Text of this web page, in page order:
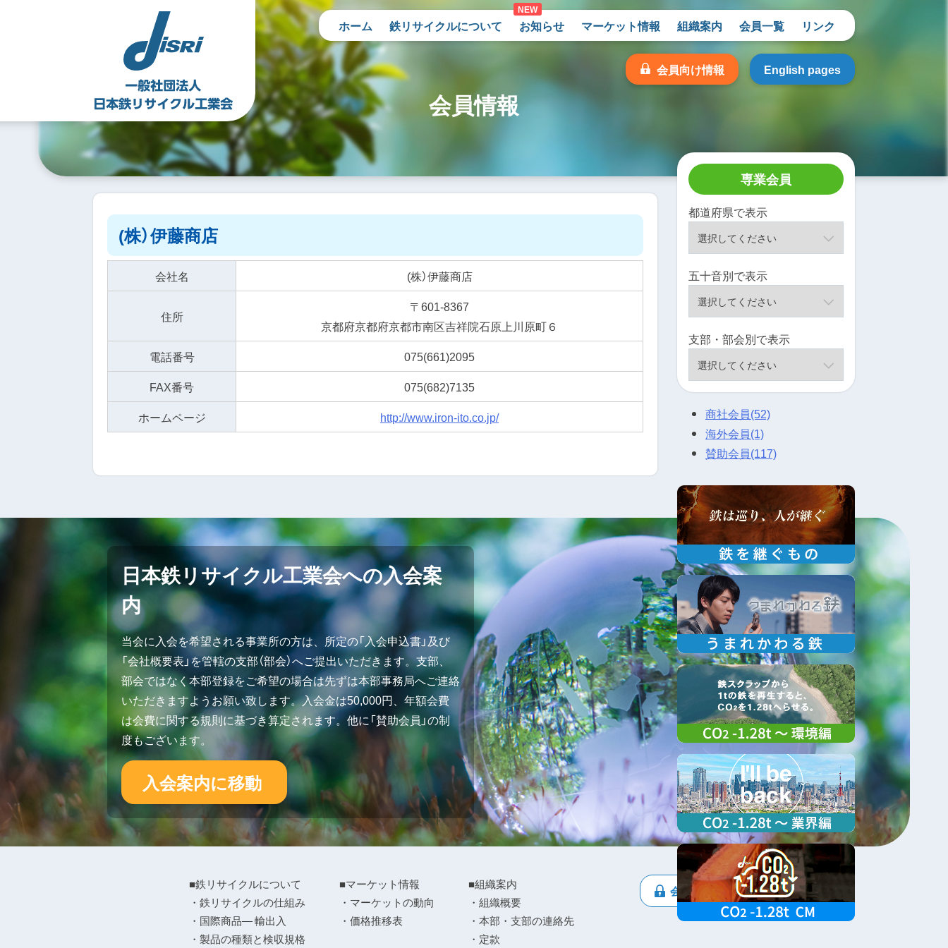
ホーム 鉄リサイクルについて お知らせ マーケット情報 組織案内 会員一覧 リンク
会員向け情報 English pages
会員情報
(株）伊藤商店
会社名 (株）伊藤商店
住所
〒601-8367
京都府京都府京都市南区吉祥院石原上川原町６
電話番号
075(661)2095
FAX番号
075(682)7135
ホームページ
http://www.iron-ito.co.jp/
専業会員
都道府県で表示
五十音別で表示
支部・部会別で表示
商社会員(52)
海外会員(1)
賛助会員(117)
日本鉄リサイクル工業会への入会案
内
当会に入会を希望される事業所の方は、所定の「入会申込書」及び
「会社概要表」を管轄の支部（部会）へご提出いただきます。支部、
部会ではなく本部登録をご希望の場合は先ずは本部事務局へご連絡
いただきますようお願い致します。入会金は50,000円、年額会費
は会費に関する規則に基づき算定されます。他に「賛助会員」の制
度もございます。
入会案内に移動
■鉄リサイクルについて
・鉄リサイクルの仕組み
・国際商品― 輸出入
・製品の種類と検収規格
■マーケット情報
・マーケットの動向
・価格推移表
■組織案内
・組織概要
・本部・支部の連絡先
・定款
会員専用ページ